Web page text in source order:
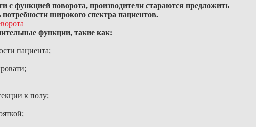
с функцией поворота, производители стараются предложить
широкого спектра пациентов.
функции, такие как:
пациента;
к полу;